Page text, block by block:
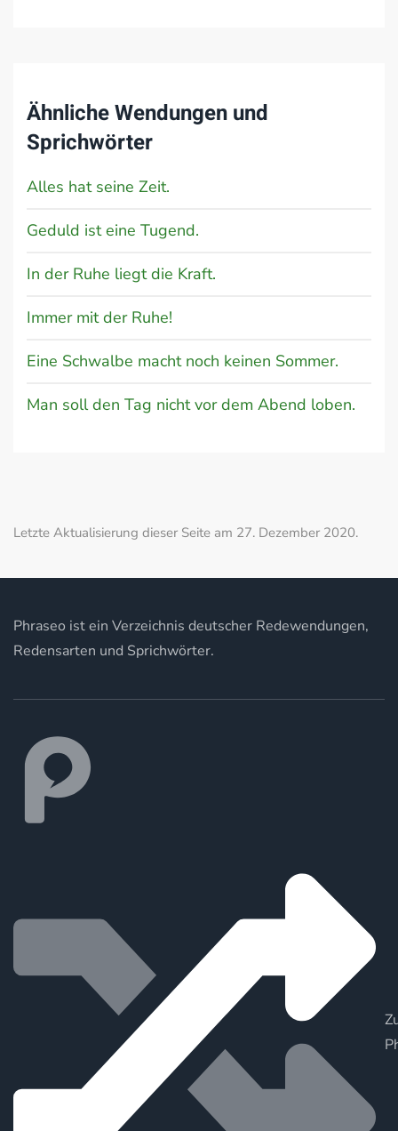
Ähnliche Wendungen und
Sprichwörter
Alles hat seine Zeit.
Geduld ist eine Tugend.
In der Ruhe liegt die Kraft.
Immer mit der Ruhe!
Eine Schwalbe macht noch keinen Sommer.
Man soll den Tag nicht vor dem Abend loben.
Letzte Aktualisierung dieser Seite am 27. Dezember 2020.
Phraseo ist ein Verzeichnis deutscher Redewendungen,
Redensarten und Sprichwörter.